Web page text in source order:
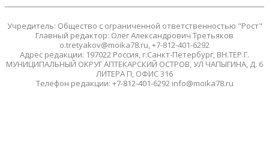
Учредитель: Общество с ограниченной ответственностью "Рост"
Главный редактор: Олег Александрович Третьяков
o.tretyakov@moika78.ru, +7-812-401-6292
Адрес редакции: 197022 Россия, г.Санкт-Петербург, ВН.ТЕР.Г.
МУНИЦИПАЛЬНЫЙ ОКРУГ АПТЕКАРСКИЙ ОСТРОВ, УЛ ЧАПЫГИНА, Д. 6
ЛИТЕРА П, ОФИС 316
Телефон редакции: +7-812-401-6292 info@moika78.ru